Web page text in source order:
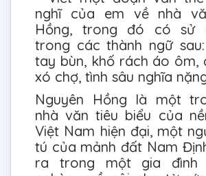
nghĩ của em về nhà
Hồng, trong đó có sử
trong các thành ngữ
tay bùn, khố rách áo ôm,
xó chợ, tình sâu nghĩa
Nguyên Hồng là một
nhà văn tiêu biểu của
Việt Nam hiện đại, một
tú của mảnh đất Nam
ra trong một gia đình